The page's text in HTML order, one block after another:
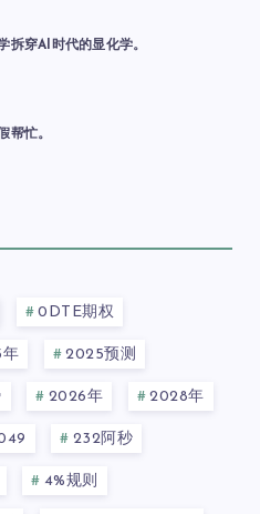
拆穿AI时代的显化学。
帮忙。
0DTE期权
2025预测
2026年 2028年
232阿秒
4%规则